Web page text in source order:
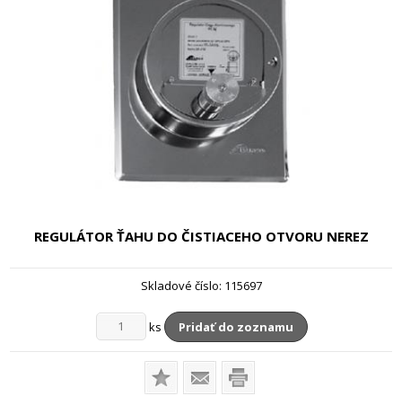
REGULÁTOR ŤAHU DO ČISTIACEHO OTVORU NEREZ
Skladové číslo: 115697
ks Pridať do zoznamu